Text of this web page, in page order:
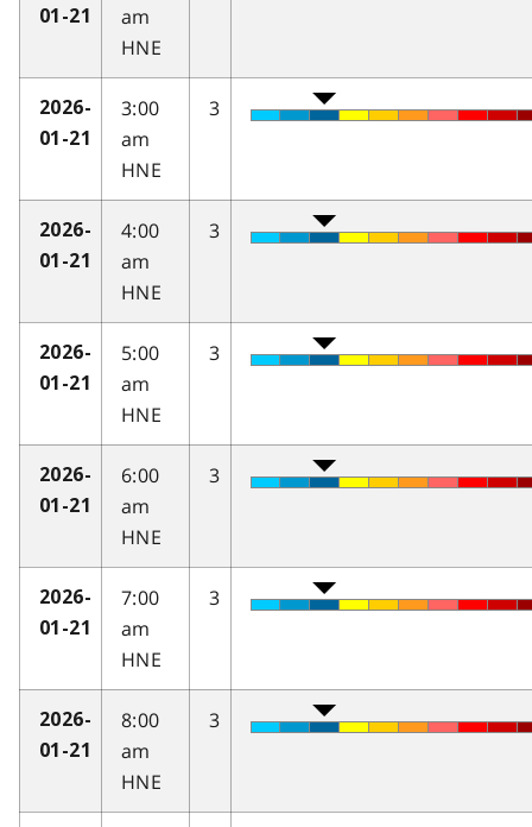
01-21
am
HNE
2026-
01-21
3:00
am
HNE
3
2026-
01-21
4:00
am
HNE
3
2026-
01-21
5:00
am
HNE
3
2026-
01-21
6:00
am
HNE
3
2026-
01-21
7:00
am
HNE
3
2026-
01-21
8:00
am
HNE
3